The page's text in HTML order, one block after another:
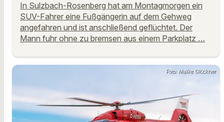
In Sulzbach-Rosenberg hat am Montagmorgen ein
SUV-Fahrer eine Fußgängerin auf dem Gehweg
angefahren und ist anschließend geflüchtet. Der
Mann fuhr ohne zu bremsen aus einem Parkplatz …
Foto: Maike Glöckner